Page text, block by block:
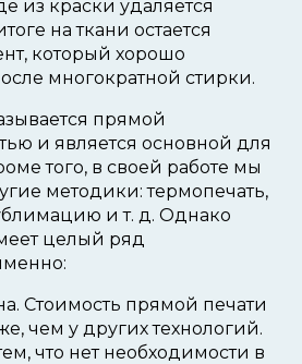
из краски удаляется
на ткани остается
который хорошо
многократной стирки.
прямой
и является основной для
того, в своей работе мы
методики: термопечать,
и т. д. Однако
целый ряд
Стоимость прямой печати
чем у других технологий.
что нет необходимости в